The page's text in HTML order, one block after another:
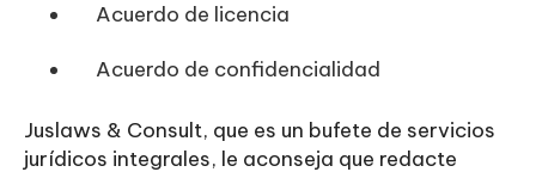
Acuerdo de licencia
Acuerdo de confidencialidad
Juslaws & Consult, que es un bufete de servicios
jurídicos integrales, le aconseja que redacte